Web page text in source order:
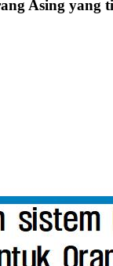
Asing